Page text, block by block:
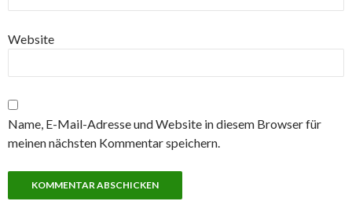
Website
Name, E-Mail-Adresse und Website in diesem Browser für
meinen nächsten Kommentar speichern.